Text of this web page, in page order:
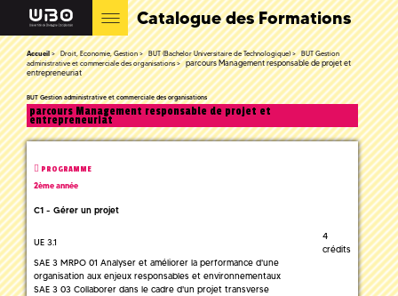
Catalogue des Formations
Accueil Droit, Economie, Gestion BUT (Bachelor Universitaire de Technologique)
BUT Gestion
administrative et commerciale des organisations
parcours Management responsable de projet et
entrepreneuriat
BUT Gestion administrative et commerciale des organisations
parcours Management responsable de projet et
entrepreneuriat
PROGRAMME
2ème année
C1 - Gérer un projet
UE 3.1
4
crédits
SAE 3 MRPO 01 Analyser et améliorer la performance d'une
organisation aux enjeux responsables et environnementaux
SAE 3 03 Collaborer dans le cadre d'un projet transverse